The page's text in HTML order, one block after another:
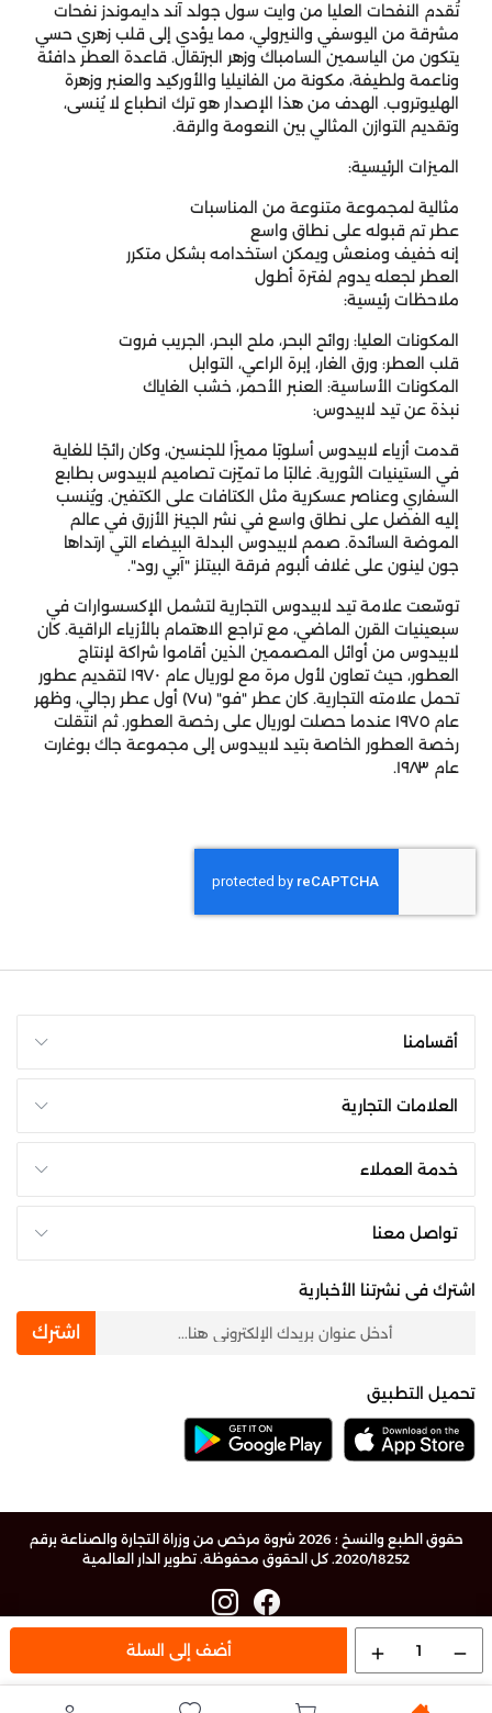
remove
1
add أضف إلى السلة
تُقدم النفحات العليا من وايت سول جولد آند دايموندز نفحات
مشرقة من اليوسفي والنيرولي، مما يؤدي إلى قلب زهري حسي
يتكون من الياسمين السامباك وزهر البرتقال. قاعدة العطر دافئة
وناعمة ولطيفة، مكونة من الفانيليا والأوركيد والعنبر وزهرة
الهليوتروب. الهدف من هذا الإصدار هو ترك انطباع لا يُنسى،
وتقديم التوازن المثالي بين النعومة والرقة.
الميزات الرئيسية:
مثالية لمجموعة متنوعة من المناسبات
عطر تم قبوله على نطاق واسع
إنه خفيف ومنعش ويمكن استخدامه بشكل متكرر
العطر لجعله يدوم لفترة أطول
ملاحظات رئيسية:
المكونات العليا: روائح البحر، ملح البحر، الجريب فروت
قلب العطر: ورق الغار، إبرة الراعي، التوابل
المكونات الأساسية: العنبر الأحمر، خشب الغاياك
نبذة عن تيد لابيدوس:
قدمت أزياء لابيدوس أسلوبًا مميزًا للجنسين، وكان رائجًا للغاية
في الستينيات الثورية. غالبًا ما تميّزت تصاميم لابيدوس بطابع
السفاري وعناصر عسكرية مثل الكتافات على الكتفين. ويُنسب
إليه الفضل على نطاق واسع في نشر الجينز الأزرق في عالم
الموضة السائدة. صمم لابيدوس البدلة البيضاء التي ارتداها
جون لينون على غلاف ألبوم فرقة البيتلز "آبي رود".
توسّعت علامة تيد لابيدوس التجارية لتشمل الإكسسوارات في
سبعينيات القرن الماضي، مع تراجع الاهتمام بالأزياء الراقية. كان
لابيدوس من أوائل المصممين الذين أقاموا شراكة لإنتاج
العطور، حيث تعاون لأول مرة مع لوريال عام ١٩٧٠ لتقديم عطور
تحمل علامته التجارية. كان عطر "فو" (Vu) أول عطر رجالي، وظهر
عام ١٩٧٥ عندما حصلت لوريال على رخصة العطور. ثم انتقلت
رخصة العطور الخاصة بتيد لابيدوس إلى مجموعة جاك بوغارت
عام ١٩٨٣.
أقسامنا
العلامات التجارية
خدمة العملاء
تواصل معنا
اشترك فى نشرتنا الأخبارية
اشترك
تحميل التطبيق
حقوق الطبع والنسخ ؛ 2026 شروة مرخص من وزراة التجارة والصناعة برقم
2020/18252. كل الحقوق محفوظة.
تطوير الدار العالمية